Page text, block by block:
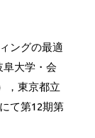
ングの最適
阜大学・会
，東京都立
て第12期第